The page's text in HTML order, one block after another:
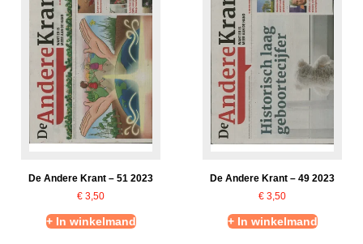
De Andere Krant – 51 2023
€ 3,50
+ In winkelmand
De Andere Krant – 49 2023
€ 3,50
+ In winkelmand